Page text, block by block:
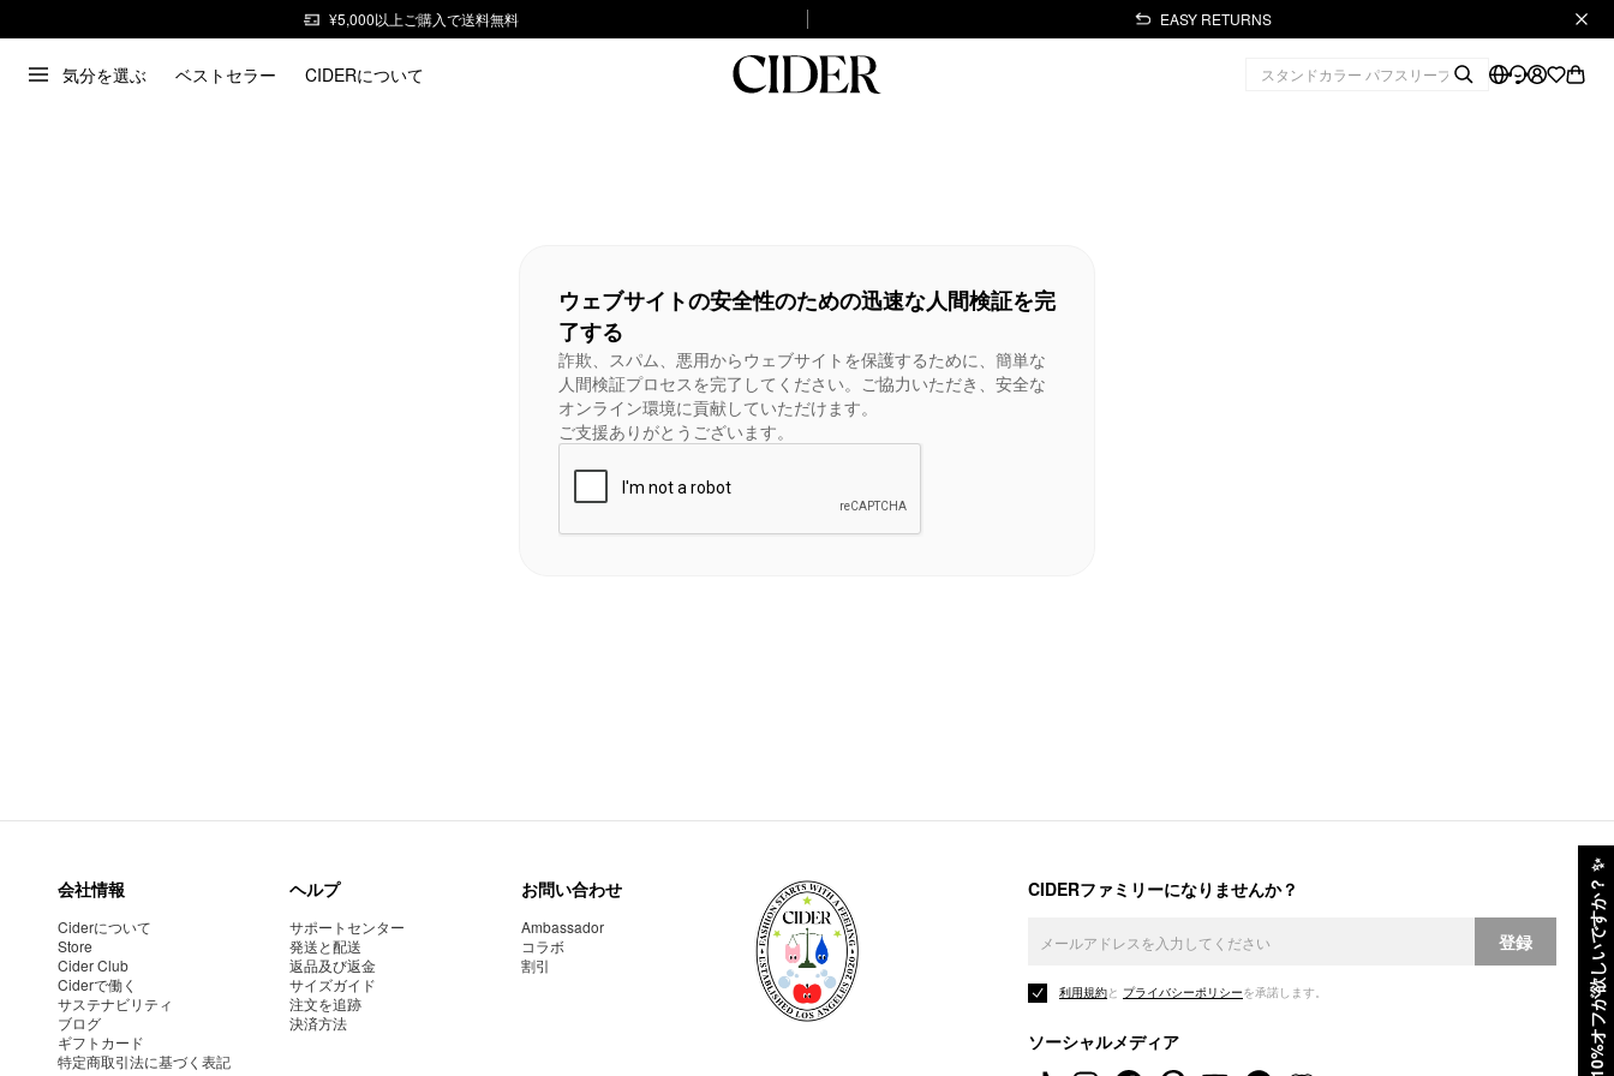
¥5,000以上ご購入で送料無料 EASY RETURNS
気分を選ぶ ベストセラー CIDERについて
10%オフが欲しいですか？
✨
ウェブサイトの安全性のための迅速な人間検証を完
了する
詐欺、スパム、悪用からウェブサイトを保護するために、簡単な
人間検証プロセスを完了してください。ご協力いただき、安全な
オンライン環境に貢献していただけます。
ご支援ありがとうございます。
会社情報
Ciderについて
Store
Cider Club
Ciderで働く
サステナビリティ
ブログ
ギフトカード
特定商取引法に基づく表記
ヘルプ
サポートセンター
発送と配送
返品及び返金
サイズガイド
注文を追跡
決済方法
お問い合わせ
Ambassador
コラボ
割引
CIDERファミリーになりませんか？
登録
利用規約と プライバシーポリシーを承諾します。
ソーシャルメディア